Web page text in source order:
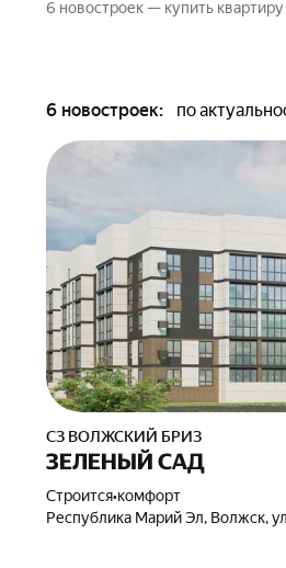
6 новостроек — купить
6 новостроек: по
СЗ ВОЛЖСКИЙ БРИЗ
ЗЕЛЕНЫЙ САД
Строится•комфорт
Республика Марий Эл, Волжск,